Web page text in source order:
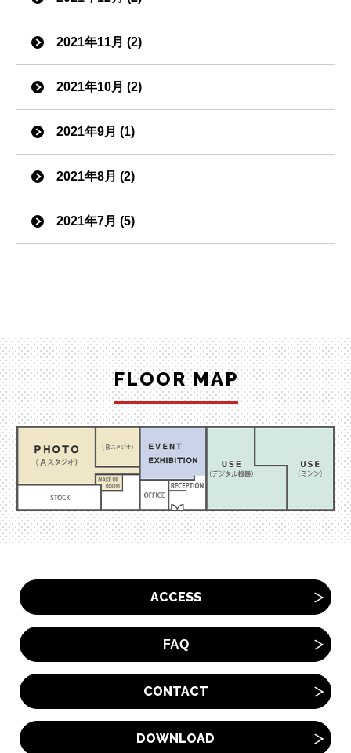
2021年11月 (2)
2021年10月 (2)
2021年9月 (1)
2021年8月 (2)
2021年7月 (5)
FLOOR MAP
ACCESS
FAQ
CONTACT
DOWNLOAD